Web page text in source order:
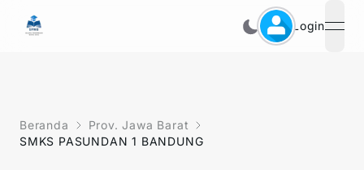
Login
Beranda
Prov. Jawa Barat
SMKS PASUNDAN 1 BANDUNG